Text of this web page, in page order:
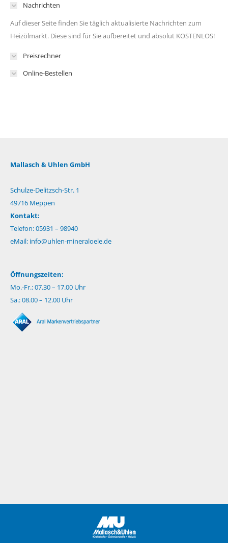
Nachrichten
Auf dieser Seite finden Sie täglich aktualisierte Nachrichten zum
Heizölmarkt. Diese sind für Sie aufbereitet und absolut KOSTENLOS!
Preisrechner
Online-Bestellen
Mallasch & Uhlen GmbH
Schulze-Delitzsch-Str. 1
49716 Meppen
Kontakt:
Telefon: 05931 – 98940
eMail: info@uhlen-mineraloele.de
Öffnungszeiten:
Mo.-Fr.: 07.30 – 17.00 Uhr
Sa.: 08.00 – 12.00 Uhr